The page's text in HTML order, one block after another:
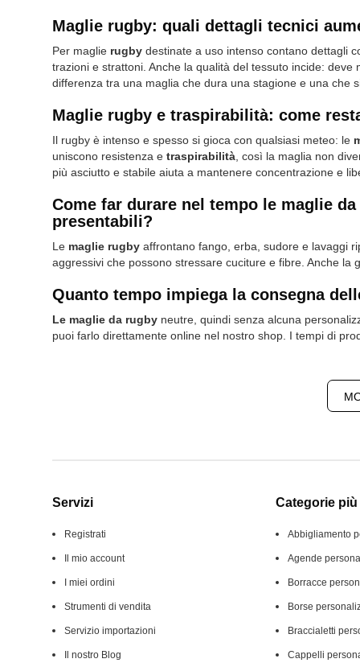
Maglie rugby: quali dettagli tecnici
Per maglie rugby destinate a uso intenso contano dettagli
trazioni e strattoni. Anche la qualità del tessuto incide:
differenza tra una maglia che dura una stagione e una che
Maglie rugby e traspirabilità: come
Il rugby è intenso e spesso si gioca con qualsiasi meteo: le
uniscono resistenza e traspirabilità , così la maglia non
più asciutto e stabile aiuta a mantenere concentrazione e
Come far durare nel tempo le maglie
presentabili?
Le maglie rugby affrontano fango, erba, sudore e lavaggi
aggressivi che possono stressare cuciture e fibre. Anche
Quanto tempo impiega la consegna
Le maglie da rugby neutre, quindi senza alcuna
puoi farlo direttamente online nel nostro shop. I tempi di
Servizi
Registrati
Il mio account
I miei ordini
Strumenti di vendita
Servizio importazioni
Il nostro Blog
Categorie
Abbigliamento
Agende
Borracce
Borse
Braccialetti
Cappelli